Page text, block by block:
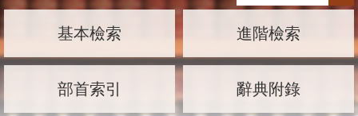
基本檢索 進階檢索
部首索引 辭典附錄